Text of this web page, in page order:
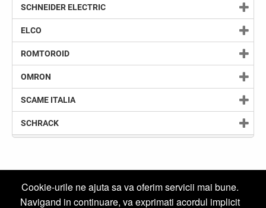
SCHNEIDER ELECTRIC
ELCO
ROMTOROID
OMRON
SCAME ITALIA
SCHRACK
Newsletter
Cookie-urile ne ajuta sa va oferim servicii mai bune.
Navigand in continuare, va exprimati acordul implicit